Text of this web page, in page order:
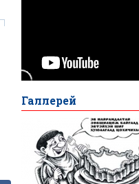
Галлерей